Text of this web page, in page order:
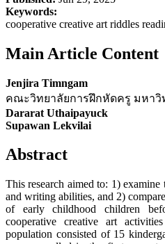
Keywords:
cooperative creative art riddles
Main Article Content
Jenjira Timngam
คณะวิทยาลัยการฝึกหัดครู มหา
Dararat Uthaipayuck
Supawan Lekvilai
Abstract
This research aimed to: 1)
and writing abilities, and 2)
of early childhood children
cooperative creative art
population consisted of 15